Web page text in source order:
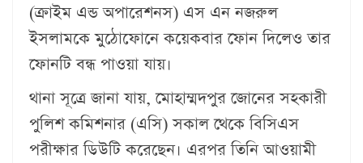
(ক্রাইম এন্ড অপারেশনস) এস এন নজরুল
ইসলামকে মুঠোফোনে কয়েকবার ফোন দিলেও তার
ফোনটি বন্ধ পাওয়া যায়।
থানা সূত্রে জানা যায়, মোহাম্মদপুর জোনের সহকারী
পুলিশ কমিশনার (এসি) সকাল থেকে বিসিএস
পরীক্ষার ডিউটি করেছেন। এরপর তিনি আওয়ামী